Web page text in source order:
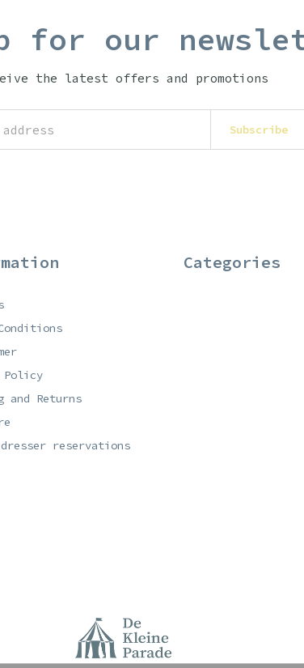
for our
the latest offers and promotions
Subscribe
Policy
and Returns
reservations
Categories